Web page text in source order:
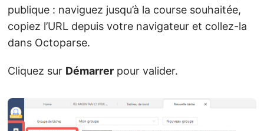
publique : naviguez jusqu’à la course souhaitée,
copiez l’URL depuis votre navigateur et collez-la
dans Octoparse.
Cliquez sur Démarrer pour valider.